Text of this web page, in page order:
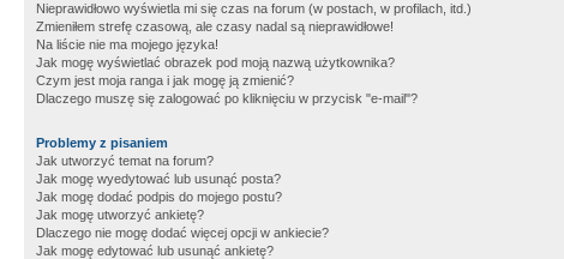
Nieprawidłowo wyświetla mi się czas na forum (w postach, w profilach, itd.)
Zmieniłem strefę czasową, ale czasy nadal są nieprawidłowe!
Na liście nie ma mojego języka!
Jak mogę wyświetlać obrazek pod moją nazwą użytkownika?
Czym jest moja ranga i jak mogę ją zmienić?
Dlaczego muszę się zalogować po kliknięciu w przycisk "e-mail"?
Problemy z pisaniem
Jak utworzyć temat na forum?
Jak mogę wyedytować lub usunąć posta?
Jak mogę dodać podpis do mojego postu?
Jak mogę utworzyć ankietę?
Dlaczego nie mogę dodać więcej opcji w ankiecie?
Jak mogę edytować lub usunąć ankietę?